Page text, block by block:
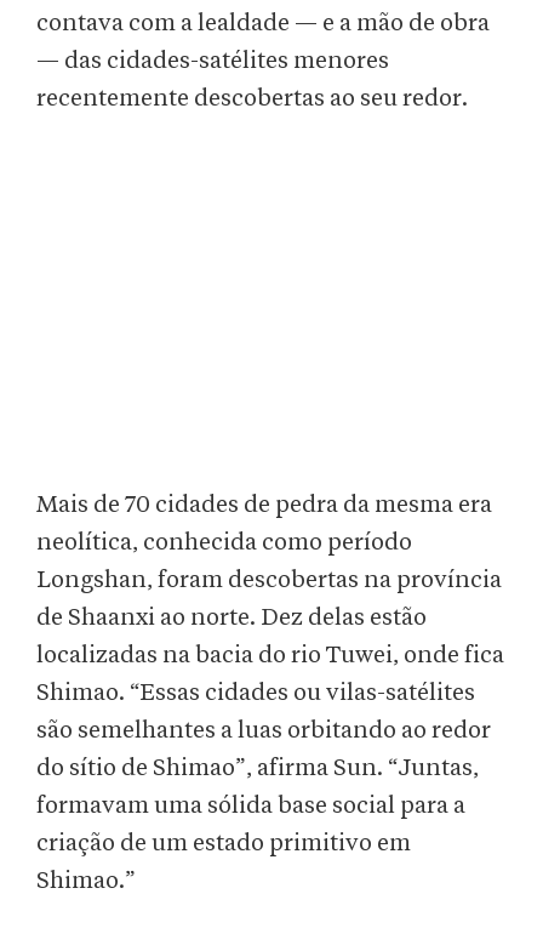
contava com a lealdade — e a mão de obra
— das cidades-satélites menores
recentemente descobertas ao seu redor.
Mais de 70 cidades de pedra da mesma era
neolítica, conhecida como período
Longshan, foram descobertas na província
de Shaanxi ao norte. Dez delas estão
localizadas na bacia do rio Tuwei, onde fica
Shimao. “Essas cidades ou vilas-satélites
são semelhantes a luas orbitando ao redor
do sítio de Shimao”, afirma Sun. “Juntas,
formavam uma sólida base social para a
criação de um estado primitivo em
Shimao.”